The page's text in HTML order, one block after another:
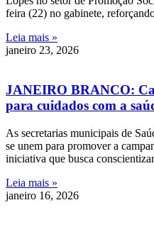
feira (22) no gabinete,
Leia mais »
janeiro 23, 2026
JANEIRO BRANCO:
para cuidados com a
As secretarias municipais de
se unem para promover a
iniciativa que busca
Leia mais »
janeiro 16, 2026